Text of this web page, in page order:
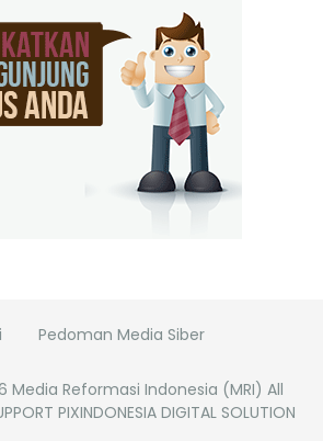
Pedoman Media Siber
Media Reformasi Indonesia (MRI) All
PIXINDONESIA DIGITAL SOLUTION